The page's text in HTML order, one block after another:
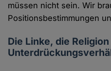
müssen nicht sein. Wir
Positionsbestimmungen
Die Linke, die